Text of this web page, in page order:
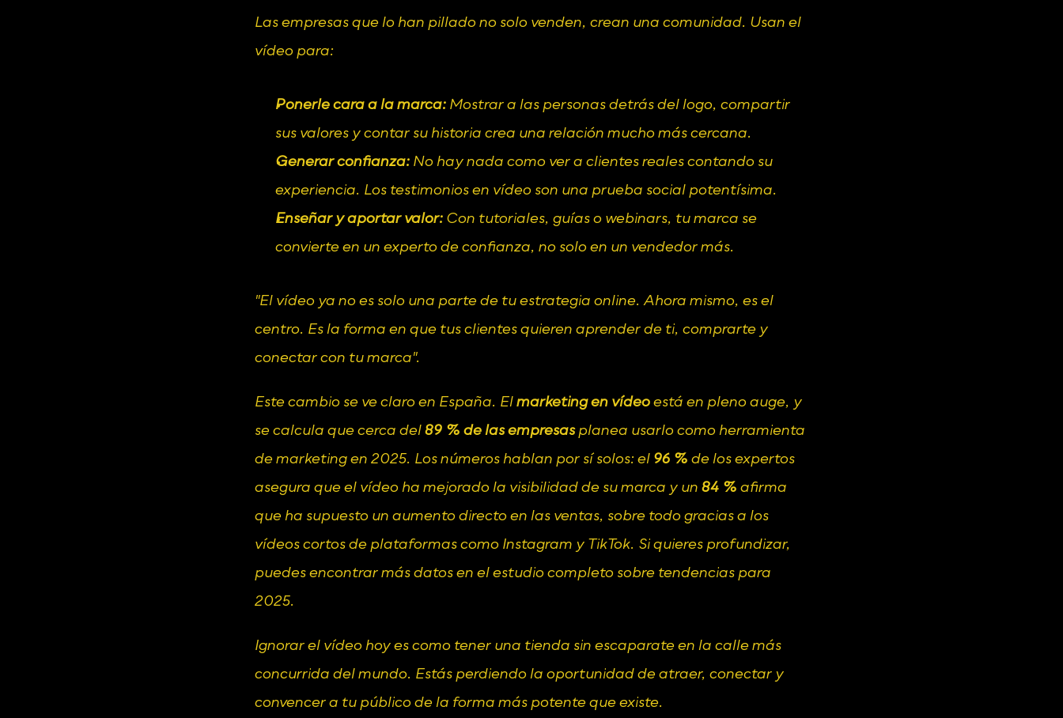
Las empresas que lo han pillado no solo venden, crean una comunidad. Usan el
vídeo para:
Ponerle cara a la marca: Mostrar a las personas detrás del logo, compartir
sus valores y contar su historia crea una relación mucho más cercana.
Generar confianza: No hay nada como ver a clientes reales contando su
experiencia. Los testimonios en vídeo son una prueba social potentísima.
Enseñar y aportar valor: Con tutoriales, guías o webinars, tu marca se
convierte en un experto de confianza, no solo en un vendedor más.
"El vídeo ya no es solo una parte de tu estrategia online. Ahora mismo, es el
centro. Es la forma en que tus clientes quieren aprender de ti, comprarte y
conectar con tu marca".
Este cambio se ve claro en España. El marketing en vídeo está en pleno auge, y
se calcula que cerca del 89 % de las empresas planea usarlo como herramienta
de marketing en 2025. Los números hablan por sí solos: el 96 % de los expertos
asegura que el vídeo ha mejorado la visibilidad de su marca y un 84 % afirma
que ha supuesto un aumento directo en las ventas, sobre todo gracias a los
vídeos cortos de plataformas como Instagram y TikTok. Si quieres profundizar,
puedes encontrar más datos en el estudio completo sobre tendencias para
2025.
Ignorar el vídeo hoy es como tener una tienda sin escaparate en la calle más
concurrida del mundo. Estás perdiendo la oportunidad de atraer, conectar y
convencer a tu público de la forma más potente que existe.